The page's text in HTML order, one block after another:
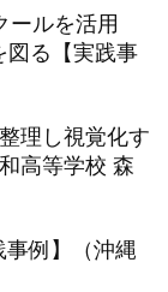
ールを活用
図る【実践事
理し視覚化す
高等学校 森
例】（沖縄